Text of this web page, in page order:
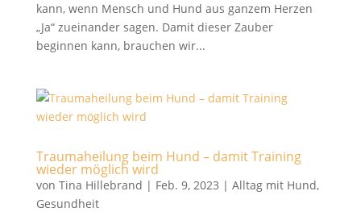
kann, wenn Mensch und Hund aus ganzem Herzen
„Ja“ zueinander sagen. Damit dieser Zauber
beginnen kann, brauchen wir...
Traumaheilung beim Hund – damit Training
wieder möglich wird
von Tina Hillebrand | Feb. 9, 2023 | Alltag mit Hund,
Gesundheit